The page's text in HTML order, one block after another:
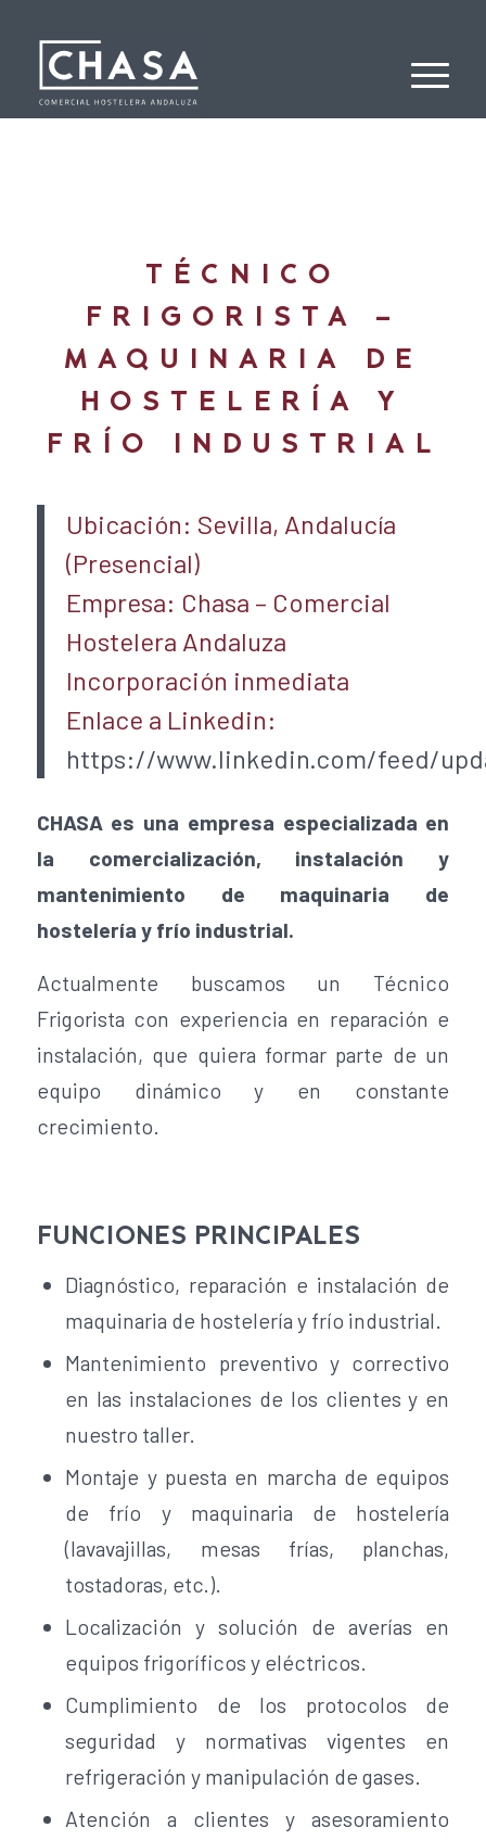
TÉCNICO
FRIGORISTA –
MAQUINARIA DE
HOSTELERÍA Y
FRÍO INDUSTRIAL
Ubicación: Sevilla, Andalucía
(Presencial)
Empresa: Chasa – Comercial
Hostelera Andaluza
Incorporación inmediata
Enlace a Linkedin:
https://www.linkedin.com/feed/
CHASA es una empresa especializada en
la comercialización, instalación y
mantenimiento de maquinaria de
hostelería y frío industrial.
Actualmente buscamos un Técnico
Frigorista con experiencia en reparación e
instalación, que quiera formar parte de un
equipo dinámico y en constante
crecimiento.
FUNCIONES PRINCIPALES
Diagnóstico, reparación e instalación de
maquinaria de hostelería y frío industrial.
Mantenimiento preventivo y correctivo
en las instalaciones de los clientes y en
nuestro taller.
Montaje y puesta en marcha de equipos
de frío y maquinaria de hostelería
(lavavajillas, mesas frías, planchas,
tostadoras, etc.).
Localización y solución de averías en
equipos frigoríficos y eléctricos.
Cumplimiento de los protocolos de
seguridad y normativas vigentes en
refrigeración y manipulación de gases.
Atención a clientes y asesoramiento